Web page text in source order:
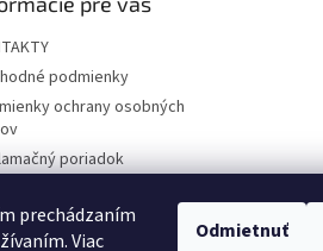
prechádzaním
Viac
Odmietnuť
podmienky
ochrany osobných
poriadok
formulár